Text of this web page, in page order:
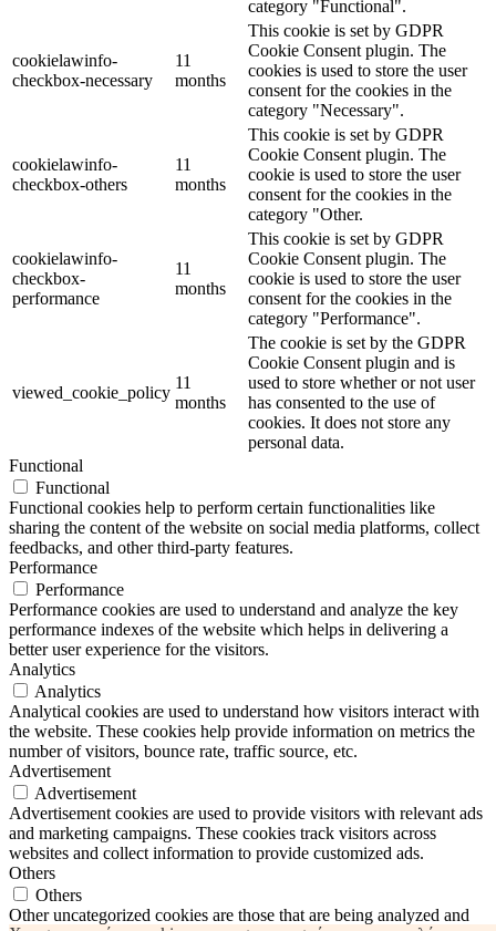
category "Functional".
cookielawinfo-
checkbox-necessary
11
months
This cookie is set by GDPR
Cookie Consent plugin. The
cookies is used to store the user
consent for the cookies in the
category "Necessary".
cookielawinfo-
checkbox-others
11
months
This cookie is set by GDPR
Cookie Consent plugin. The
cookie is used to store the user
consent for the cookies in the
category "Other.
cookielawinfo-
checkbox-
performance
11
months
This cookie is set by GDPR
Cookie Consent plugin. The
cookie is used to store the user
consent for the cookies in the
category "Performance".
viewed_cookie_policy
11
months
The cookie is set by the GDPR
Cookie Consent plugin and is
used to store whether or not user
has consented to the use of
cookies. It does not store any
personal data.
Functional
Functional
Functional cookies help to perform certain functionalities like
sharing the content of the website on social media platforms, collect
feedbacks, and other third-party features.
Performance
Performance
Performance cookies are used to understand and analyze the key
performance indexes of the website which helps in delivering a
better user experience for the visitors.
Analytics
Analytics
Analytical cookies are used to understand how visitors interact with
the website. These cookies help provide information on metrics the
number of visitors, bounce rate, traffic source, etc.
Advertisement
Advertisement
Advertisement cookies are used to provide visitors with relevant ads
and marketing campaigns. These cookies track visitors across
websites and collect information to provide customized ads.
Others
Others
Other uncategorized cookies are those that are being analyzed and